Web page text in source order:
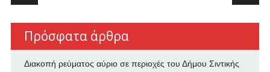
Πρόσφατα άρθρα
Διακοπή ρεύματος αύριο σε περιοχές του Δήμου Σιντικής